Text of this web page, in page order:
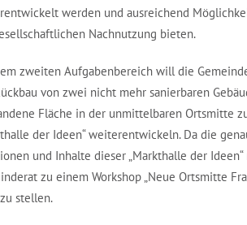
werden und ausreichend
Nachnutzung bieten.
zweiten Aufgabenbereich will die
von zwei nicht mehr sanierbaren
Fläche in der unmittelbaren Ortsmitte
der Ideen“ weiterentwickeln. Da die
und Inhalte dieser „Markthalle der
zu einem Workshop „Neue Ortsmitte
stellen.